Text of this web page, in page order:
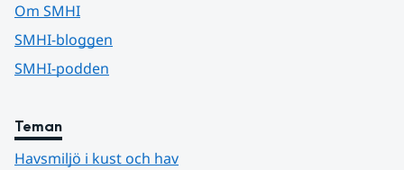
Om SMHI
SMHI-bloggen
SMHI-podden
Teman
Havsmiljö i kust och hav